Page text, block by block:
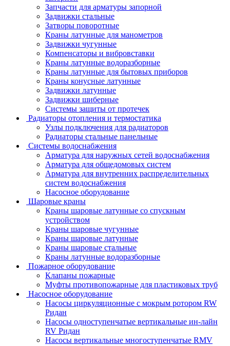
Запчасти для арматуры запорной
Задвижки стальные
Затворы поворотные
Краны латунные для манометров
Задвижки чугунные
Компенсаторы и вибровставки
Краны латунные водоразборные
Краны латунные для бытовых приборов
Краны конусные латунные
Задвижки латунные
Задвижки шиберные
Системы защиты от протечек
Радиаторы отопления и термостатика
Узлы подключения для радиаторов
Радиаторы стальные панельные
Системы водоснабжения
Арматура для наружных сетей водоснабжения
Арматура для общедомовых систем
Арматура для внутренних распределительных
систем водоснабжения
Насосное оборудование
Шаровые краны
Краны шаровые латунные со спускным
устройством
Краны шаровые чугунные
Краны шаровые латунные
Краны шаровые стальные
Краны латунные водоразборные
Пожарное оборудование
Клапаны пожарные
Муфты противопожарные для пластиковых труб
Насосное оборудование
Насосы циркуляционные с мокрым ротором RW
Ридан
Насосы одноступенчатые вертикальные ин-лайн
RV Ридан
Насосы вертикальные многоступенчатые RMV